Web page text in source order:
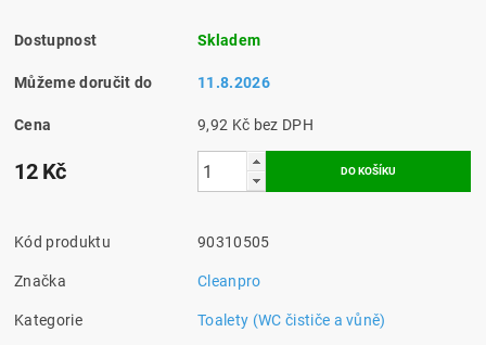
Dostupnost Skladem
Můžeme doručit do 11.8.2026
Cena 9,92 Kč bez DPH
12 Kč
Kód produktu 90310505
Značka Cleanpro
Kategorie Toalety (WC čističe a vůně)